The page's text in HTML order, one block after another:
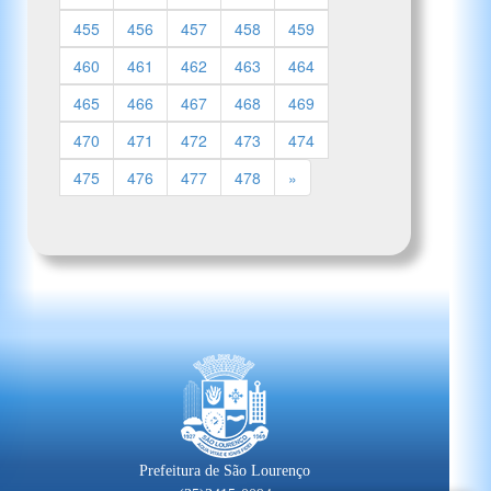
455
456 457 458
459
460
461 462 463
464
465
466 467 468
469
470
471 472 473
474
475
476 477 478 »
Prefeitura de São Lourenço